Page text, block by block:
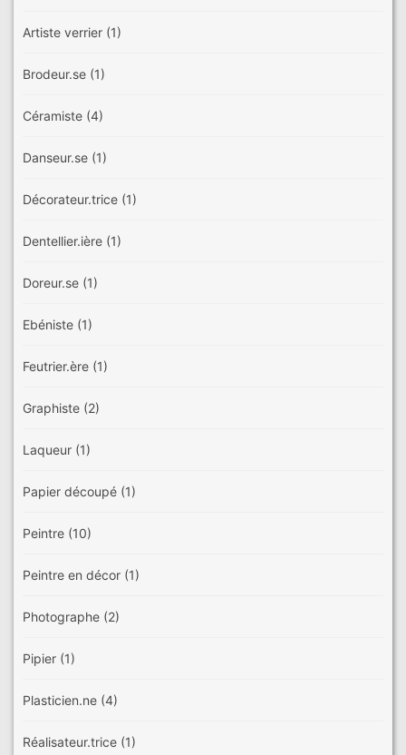
Artiste verrier (1)
Brodeur.se (1)
Céramiste (4)
Danseur.se (1)
Décorateur.trice (1)
Dentellier.ière (1)
Doreur.se (1)
Ebéniste (1)
Feutrier.ère (1)
Graphiste (2)
Laqueur (1)
Papier découpé (1)
Peintre (10)
Peintre en décor (1)
Photographe (2)
Pipier (1)
Plasticien.ne (4)
Réalisateur.trice (1)